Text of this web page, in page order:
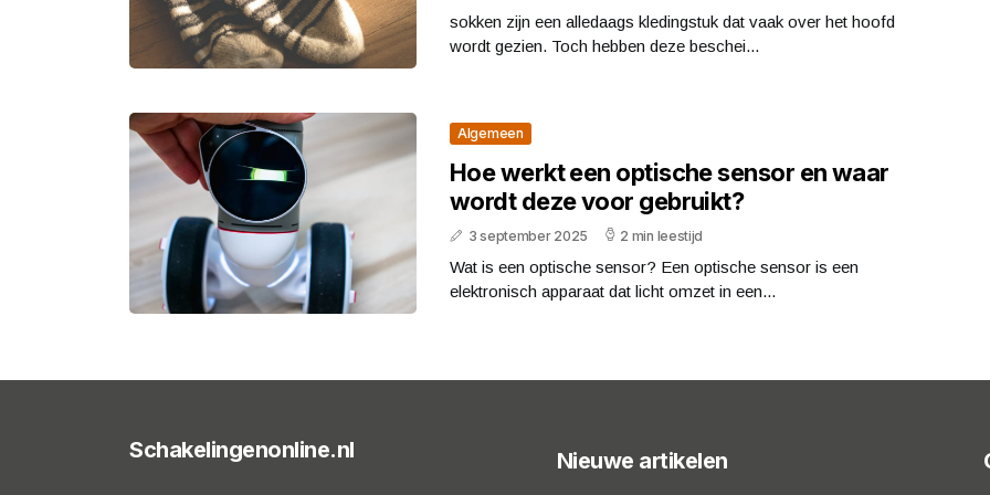
sokken zijn een alledaags kledingstuk dat vaak over het hoofd
wordt gezien. Toch hebben deze beschei...
Algemeen
Hoe werkt een optische sensor en waar
wordt deze voor gebruikt?
3 september 2025 2 min leestijd
Wat is een optische sensor? Een optische sensor is een
elektronisch apparaat dat licht omzet in een...
Schakelingenonline.nl Nieuwe artikelen